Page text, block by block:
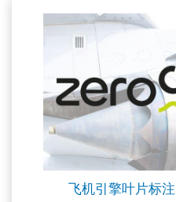
飞机引擎叶片标注